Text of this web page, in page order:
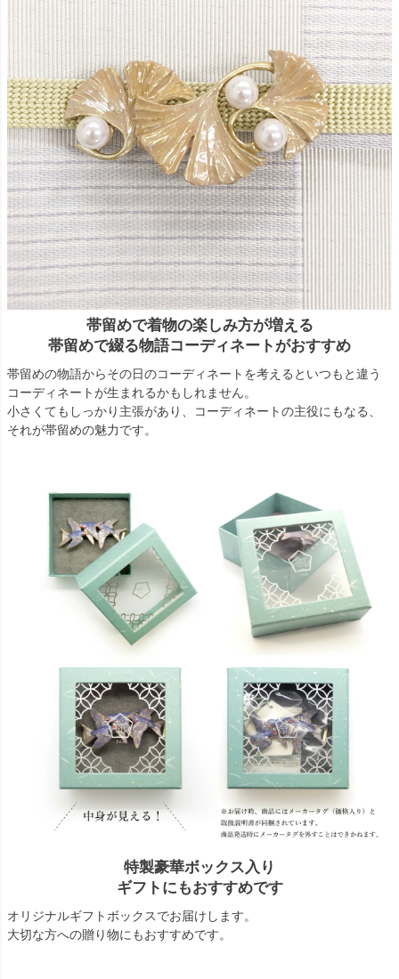
帯留めで着物の楽しみ方が増える
帯留めで綴る物語コーディネートがおすすめ
帯留めの物語からその日のコーディネートを考えるといつもと違う
コーディネートが生まれるかもしれません。
小さくてもしっかり主張があり、コーディネートの主役にもなる、
それが帯留めの魅力です。
特製豪華ボックス入り
ギフトにもおすすめです
オリジナルギフトボックスでお届けします。
大切な方への贈り物にもおすすめです。